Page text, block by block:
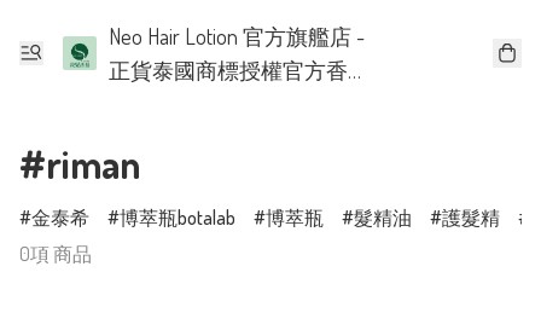
Neo Hair Lotion 官方旗艦店 -
正貨泰國商標授權官方香
#riman
金泰希 博萃瓶botalab 博萃瓶 髮精油 護髮精
0項 商品